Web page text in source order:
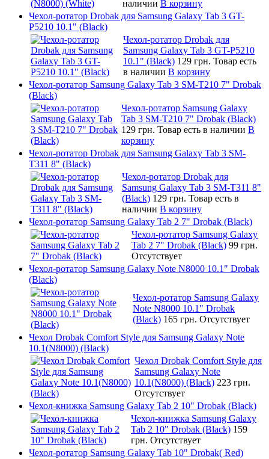
наличии В корзину
Чехол-ротатор Drobak для Samsung Galaxy Tab 3 GT-
P5210 10.1" (Black)
Чехол-ротатор Drobak для
Samsung Galaxy Tab 3 GT-P5210
10.1" (Black) 129 грн. Товар есть
в наличии В корзину
Чехол-ротатор Samsung Galaxy Tab 3 SM-T210 7" Drobak
(Black)
Чехол-ротатор Samsung Galaxy
Tab 3 SM-T210 7" Drobak (Black)
129 грн. Товар есть в наличии В
корзину
Чехол-ротатор Drobak для Samsung Galaxy Tab 3 SM-
T311 8" (Black)
Чехол-ротатор Drobak для
Samsung Galaxy Tab 3 SM-T311 8"
(Black) 129 грн. Товар есть в
наличии В корзину
Чехол-ротатор Samsung Galaxy Tab 2 7" Drobak (Black)
Чехол-ротатор Samsung Galaxy
Tab 2 7" Drobak (Black) 99 грн.
Отсутствует
Чехол-ротатор Samsung Galaxy Note N8000 10.1" Drobak
(Black)
Чехол-ротатор Samsung Galaxy
Note N8000 10.1" Drobak
(Black) 165 грн. Отсутствует
Чехол Drobak Comfort Style для Samsung Galaxy Note
10.1(N8000) (Black)
Чехол Drobak Comfort Style для
Samsung Galaxy Note
10.1(N8000) (Black) 223 грн.
Отсутствует
Чехол-книжка Samsung Galaxy Tab 2 10" Drobak (Black)
Чехол-книжка Samsung Galaxy
Tab 2 10" Drobak (Black) 159
грн. Отсутствует
Чехол-ротатор Samsung Galaxy Tab 10" Drobak( Red)